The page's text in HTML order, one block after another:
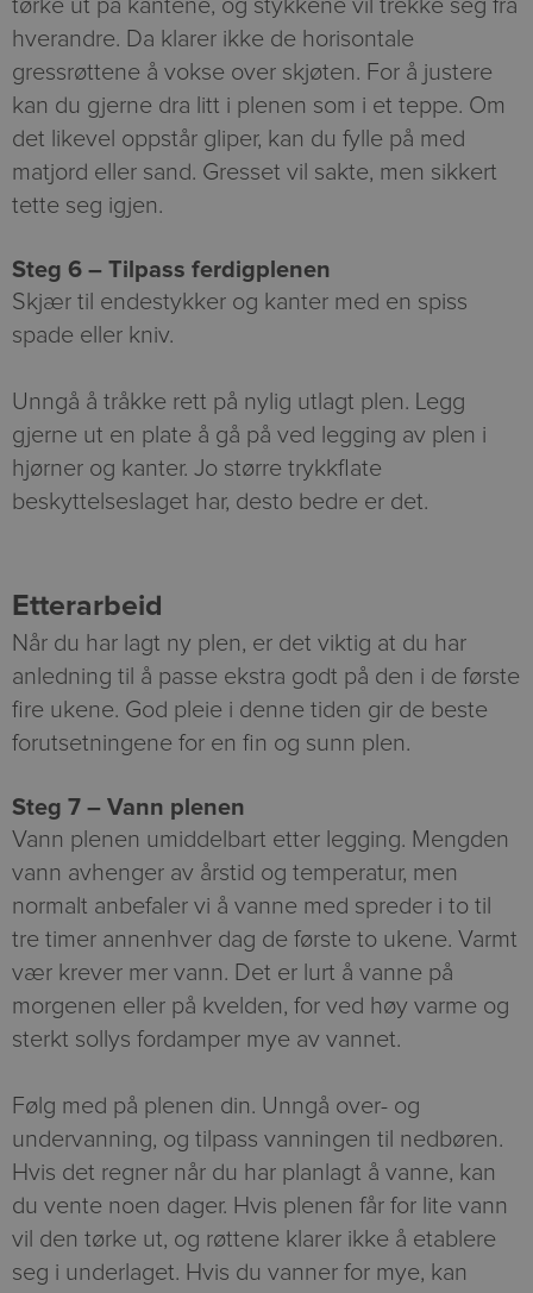
tørke ut på kantene, og stykkene vil trekke seg fra
hverandre. Da klarer ikke de horisontale
gressrøttene å vokse over skjøten. For å justere
kan du gjerne dra litt i plenen som i et teppe. Om
det likevel oppstår gliper, kan du fylle på med
matjord eller sand. Gresset vil sakte, men sikkert
tette seg igjen.
Steg 6 – Tilpass ferdigplenen
Skjær til endestykker og kanter med en spiss
spade eller kniv.
Unngå å tråkke rett på nylig utlagt plen. Legg
gjerne ut en plate å gå på ved legging av plen i
hjørner og kanter. Jo større trykkflate
beskyttelseslaget har, desto bedre er det.
Etterarbeid
Når du har lagt ny plen, er det viktig at du har
anledning til å passe ekstra godt på den i de første
fire ukene. God pleie i denne tiden gir de beste
forutsetningene for en fin og sunn plen.​
Steg 7 – Vann plenen
Vann plenen umiddelbart etter legging. Mengden
vann avhenger av årstid og temperatur, men
normalt anbefaler vi å vanne med spreder i to til
tre timer annenhver dag de første to ukene. Varmt
vær krever mer vann. Det er lurt å vanne på
morgenen eller på kvelden, for ved høy varme og
sterkt sollys fordamper mye av vannet.
Følg med på plenen din. Unngå over- og
undervanning, og tilpass vanningen til nedbøren.
Hvis det regner når du har planlagt å vanne, kan
du vente noen dager. Hvis plenen får for lite vann
vil den tørke ut, og røttene klarer ikke å etablere
seg i underlaget. Hvis du vanner for mye, kan